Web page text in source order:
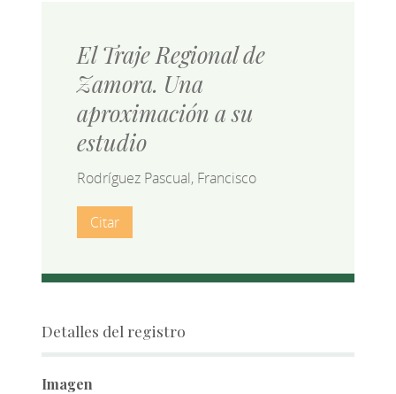
El Traje Regional de
Zamora. Una
aproximación a su
estudio
Rodríguez Pascual, Francisco
Citar
Detalles del registro
Imagen